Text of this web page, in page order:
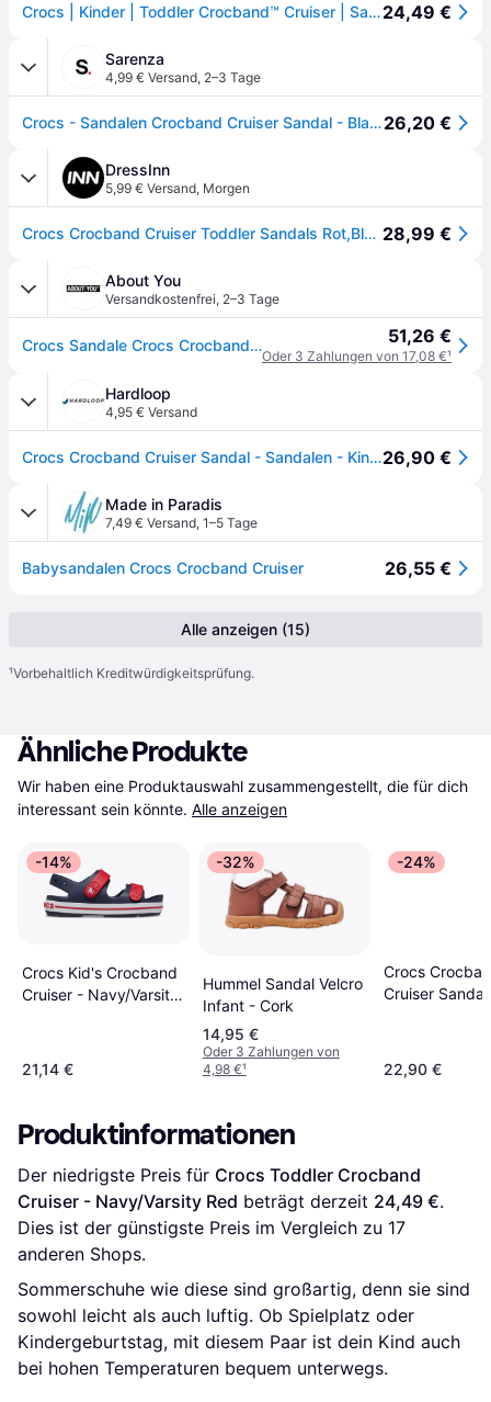
Crocs | Kinder | Toddler Crocband™ Cruiser | Sandalen | Rot | 2024,49 €
Sarenza
4,99 € Versand, 2–3 Tage
Crocs - Sandalen Crocband Cruiser Sandal - Blau - Größe 19 - 2026,20 €
DressInn
5,99 € Versand, Morgen
Crocs Crocband Cruiser Toddler Sandals Rot,Blau EU 19-20 Kinder 28,99 €
About You
Versandkostenfrei, 2–3 Tage
Crocs Sandale Crocs Crocband Cruiser Sandal T 51,26 €
Oder 3 Zahlungen von 17,08 €¹
Hardloop
4,95 € Versand
Crocs Crocband Cruiser Sandal - Sandalen - Kind Navy / Varsity Red 20 - 2126,90 €
Made in Paradis
7,49 € Versand, 1–5 Tage
Babysandalen Crocs Crocband Cruiser 26,55 €
Alle anzeigen (15)
¹Vorbehaltlich Kreditwürdigkeitsprüfung.
Ähnliche Produkte
Wir haben eine Produktauswahl zusammengestellt, die für dich
interessant sein könnte. Alle anzeigen
-14%
Crocs Kid's Crocband
Cruiser - Navy/Varsity
21,14 €
-32%
Hummel Sandal Velcro
Infant - Cork
14,95 €
Oder 3 Zahlungen von
4,98 €¹
-24%
Crocs
Cruiser
22,90 €
Produktinformationen
Der niedrigste Preis für Crocs Toddler Crocband
Cruiser - Navy/Varsity Red beträgt derzeit 24,49 €.
Dies ist der günstigste Preis im Vergleich zu 17
anderen Shops.
Sommerschuhe wie diese sind großartig, denn sie sind
sowohl leicht als auch luftig. Ob Spielplatz oder
Kindergeburtstag, mit diesem Paar ist dein Kind auch
bei hohen Temperaturen bequem unterwegs.